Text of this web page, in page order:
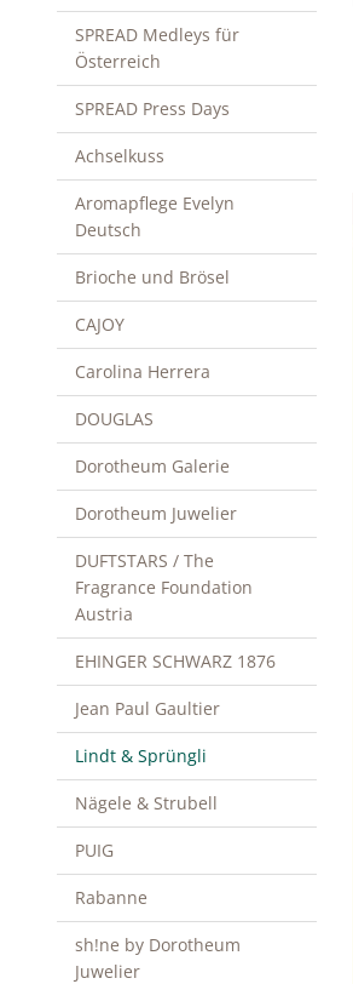
SPREAD Medleys für
Österreich
SPREAD Press Days
Achselkuss
Aromapflege Evelyn
Deutsch
Brioche und Brösel
CAJOY
Carolina Herrera
DOUGLAS
Dorotheum Galerie
Dorotheum Juwelier
DUFTSTARS / The
Fragrance Foundation
Austria
EHINGER SCHWARZ 1876
Jean Paul Gaultier
Lindt & Sprüngli
Nägele & Strubell
PUIG
Rabanne
sh!ne by Dorotheum
Juwelier